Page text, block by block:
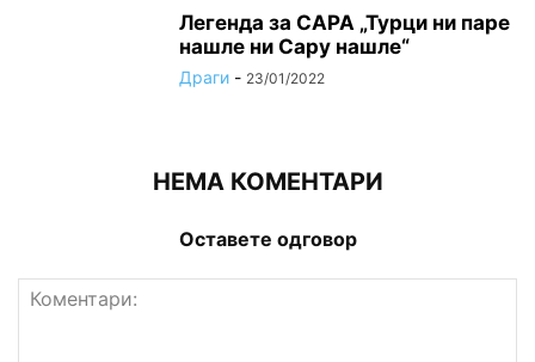
Легенда за САРА „Турци ни паре
нашле ни Сару нашле“
Драги - 23/01/2022
НЕМА КОМЕНТАРИ
Оставете одговор